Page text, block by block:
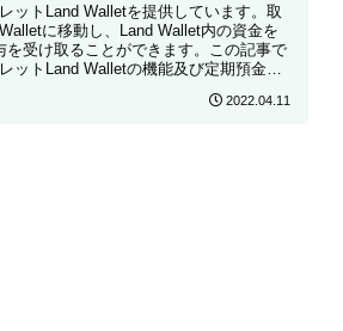
ットLand Walletを提供しています。取
に移動し、Land Wallet内の資金を
受け取ることができます。この記事で
ットLand Walletの機能及び定期預金口
2022.04.11